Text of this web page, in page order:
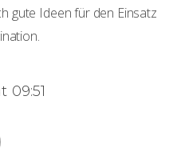
gute Ideen für den Einsatz
09:51